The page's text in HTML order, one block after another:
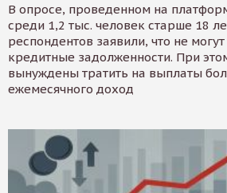
В опросе, проведенном на
среди 1,2 тыс. человек старше 18
респондентов заявили, что не
кредитные задолженности. При
вынуждены тратить на выплаты
ежемесячного доход